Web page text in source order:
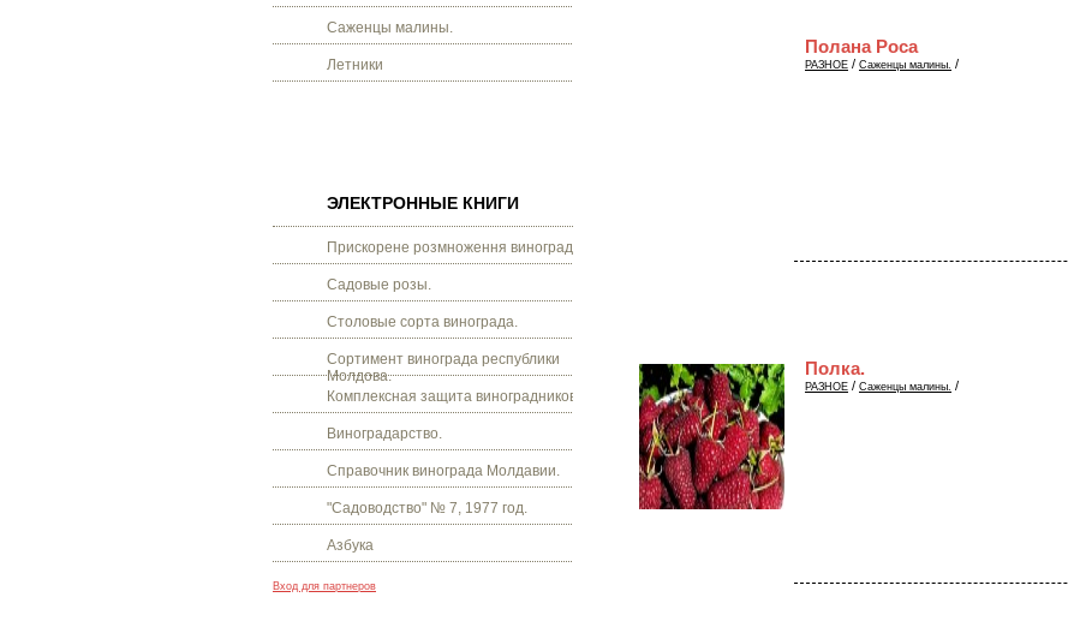
Саженцы малины.
Летники
ЭЛЕКТРОННЫЕ КНИГИ
Прискорене розмноження винограду.
Садовые розы.
Столовые сорта винограда.
Сортимент винограда республики
Молдова.
Комплексная защита виноградников.
Виноградарство.
Справочник винограда Молдавии.
"Садоводство" № 7, 1977 год.
Азбука
Вход для партнеров
Полана Роса
РАЗНОЕ / Саженцы малины. /
Полка.
РАЗНОЕ / Саженцы малины. /